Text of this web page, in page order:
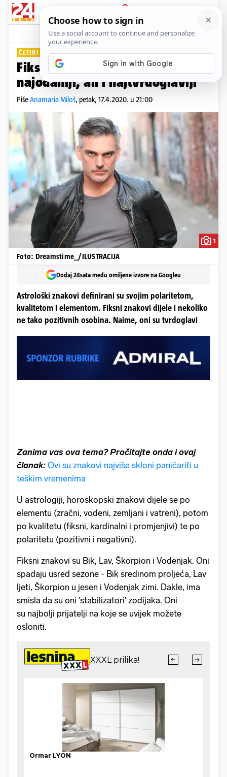
PRIJAVA
Lifestyle Komentari
ČETIRI JAKA ZNAKA
Fiksni znakovi Zodijaka: Oni su
najodaniji, ali i najtvrdoglaviji
PišeAnamaria Miloš, petak, 17.4.2020. u 21:00
1
Foto: Dreamstime_/ILUSTRACIJA
Dodaj 24sata među omiljene izvore na Googleu
Astrološki znakovi definirani su svojim polaritetom,
kvalitetom i elementom. Fiksni znakovi dijele i nekoliko
ne tako pozitivnih osobina. Naime, oni su tvrdoglavi
Zanima vas ova tema? Pročitajte onda i ovaj
članak: Ovi su znakovi najviše skloni paničariti u
teškim vremenima
U astrologiji, horoskopski znakovi dijele se po
elementu (zračni, vodeni, zemljani i vatreni), potom
po kvalitetu (fiksni, kardinalni i promjenjivi) te po
polaritetu (pozitivni i negativni).
Fiksni znakovi su Bik, Lav, Škorpion i Vodenjak. Oni
spadaju usred sezone - Bik sredinom proljeća, Lav
ljeti, Škorpion u jesen i Vodenjak zimi. Dakle, ima
smisla da su oni 'stabilizatori' zodijaka. Oni
su najbolji prijatelji na koje se uvijek možete
osloniti.